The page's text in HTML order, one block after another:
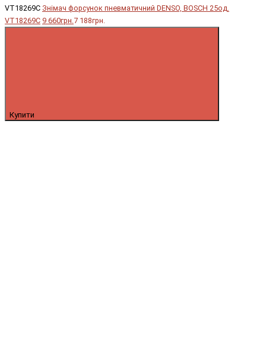
VT18269C Знімач форсунок пневматичний DENSO, BOSCH 25од.
VT18269C 9 660грн.7 188грн.
Купити